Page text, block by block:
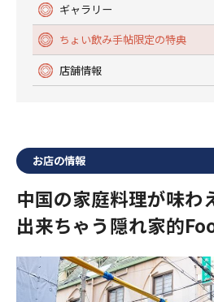
ギャラリー
ちょい飲み手帖限定の特典
店舗情報
お店の情報
中国の家庭料理が味わ
出来ちゃう隠れ家的